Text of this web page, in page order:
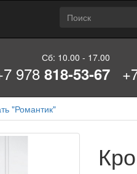
Сб: 10.00 - 17.00
978818-53-67
"Романтик"